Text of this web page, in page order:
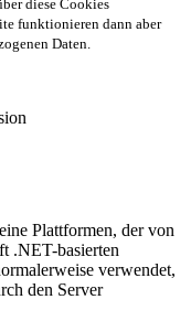
diese Cookies
funktionieren dann aber
Daten.
Plattformen, der von
.NET-basierten
verwendet,
den Server